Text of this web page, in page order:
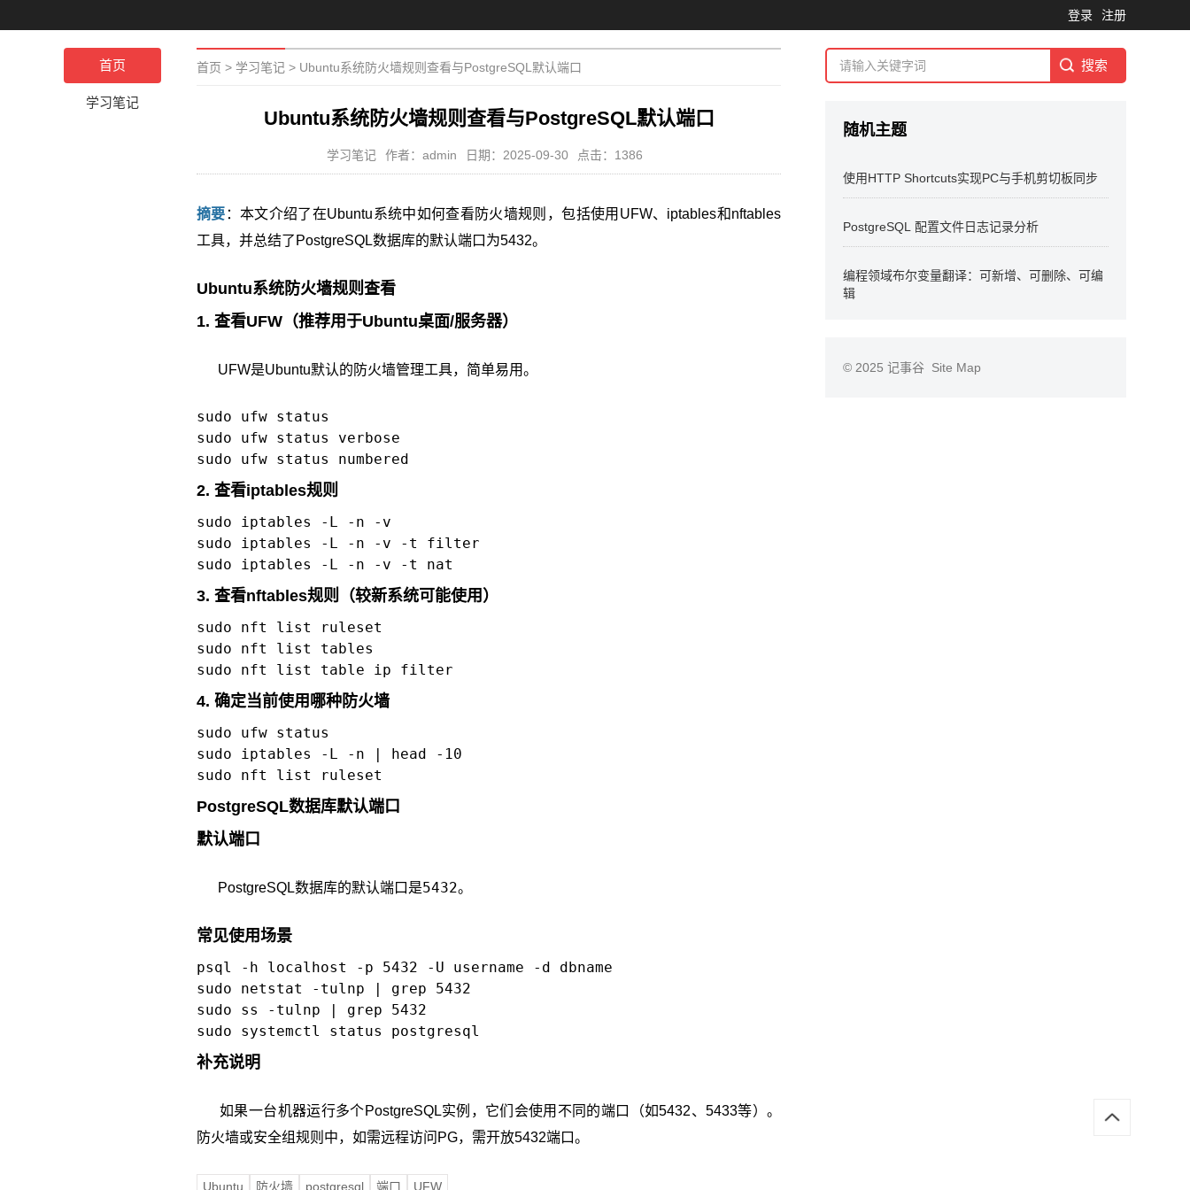
登录 注册
首页
学习笔记
首页 > 学习笔记 > Ubuntu系统防火墙规则查看与PostgreSQL默认端口
Ubuntu系统防火墙规则查看与PostgreSQL默认端口
学习笔记 作者：admin 日期：2025-09-30 点击：1386
摘要 ：本文介绍了在Ubuntu系统中如何查看防火墙规则，包括使用UFW、iptables和nftables
工具，并总结了PostgreSQL数据库的默认端口为5432。
Ubuntu系统防火墙规则查看
1. 查看UFW（推荐用于Ubuntu桌面/服务器）
UFW是Ubuntu默认的防火墙管理工具，简单易用。
sudo ufw status
sudo ufw status verbose
sudo ufw status numbered
2. 查看iptables规则
sudo iptables -L -n -v
sudo iptables -L -n -v -t filter
sudo iptables -L -n -v -t nat
3. 查看nftables规则（较新系统可能使用）
sudo nft list ruleset
sudo nft list tables
sudo nft list table ip filter
4. 确定当前使用哪种防火墙
sudo ufw status
sudo iptables -L -n | head -10
sudo nft list ruleset
PostgreSQL数据库默认端口
默认端口
PostgreSQL数据库的默认端口是5432。
常见使用场景
psql -h localhost -p 5432 -U username -d dbname
sudo netstat -tulnp | grep 5432
sudo ss -tulnp | grep 5432
sudo systemctl status postgresql
补充说明
如果一台机器运行多个PostgreSQL实例，它们会使用不同的端口（如5432、5433等）。
防火墙或安全组规则中，如需远程访问PG，需开放5432端口。
Ubuntu 防火墙 postgresql 端口 UFW
随机主题
使用HTTP Shortcuts实现PC与手机剪切板同步
PostgreSQL 配置文件日志记录分析
编程领域布尔变量翻译：可新增、可删除、可编
辑
© 2025 记事谷 Site Map